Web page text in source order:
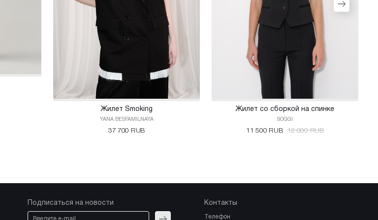
Жилет Smoking
YANA BESFAMILNAYA
37 700 RUB
Жилет со сборкой на спинке
SOGGI
11 500 RUB 12 000 RUB
Подписаться на новости
Отправить
Контакты
Телефон